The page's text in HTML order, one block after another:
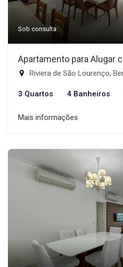
Sob consulta
Apartamento para Alugar
Riviera de São Lourenço,
3 Quartos 4 Banheiros
Mais informações